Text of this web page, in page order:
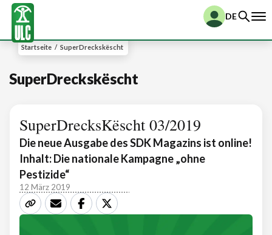
DE
Startseite / SuperDreckskëscht
SuperDreckskëscht
SuperDrecksKëscht 03/2019
Die neue Ausgabe des SDK Magazins ist online!
Inhalt: Die nationale Kampagne „ohne
Pestizide“
12 März 2019